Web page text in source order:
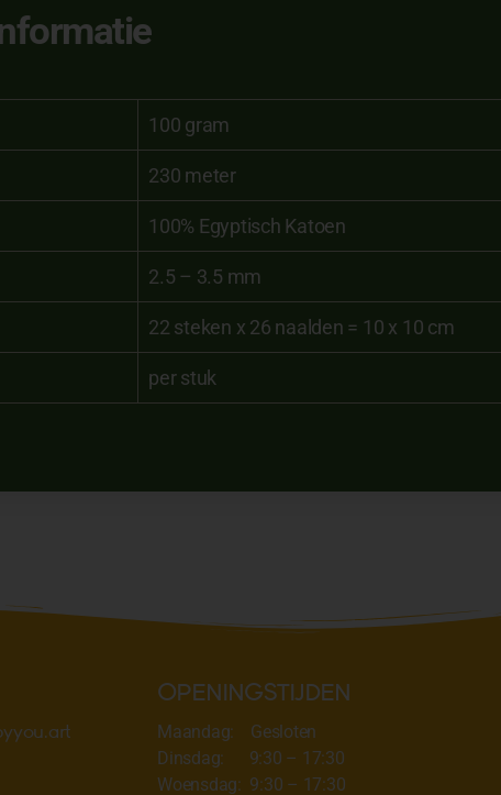
100 gram
230 meter
100% Egyptisch Katoen
2.5 – 3.5 mm
22 steken x 26 naalden = 10 x 10 cm
per stuk
OPENINGSTIJDEN
Maandag: Gesloten
Dinsdag: 9:30 – 17:30
Woensdag: 9:30 – 17:30